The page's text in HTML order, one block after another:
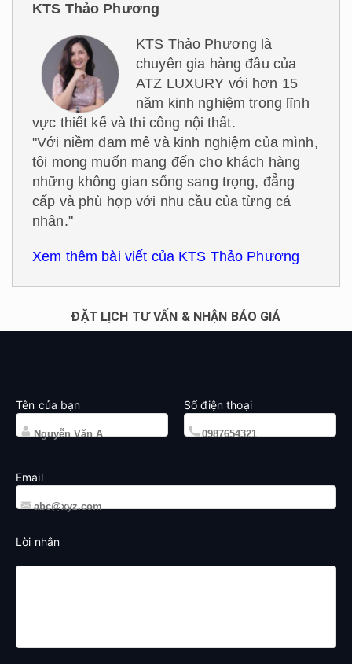
KTS Thảo Phương
KTS Thảo Phương là
chuyên gia hàng đầu của
ATZ LUXURY với hơn 15
năm kinh nghiệm trong lĩnh
vực thiết kế và thi công nội thất.
"Với niềm đam mê và kinh nghiệm của mình,
tôi mong muốn mang đến cho khách hàng
những không gian sống sang trọng, đẳng
cấp và phù hợp với nhu cầu của từng cá
nhân."
Xem thêm bài viết của KTS Thảo Phương
ĐẶT LỊCH TƯ VẤN & NHẬN BÁO GIÁ
Tên của bạn Số điện thoại
Email
Lời nhắn